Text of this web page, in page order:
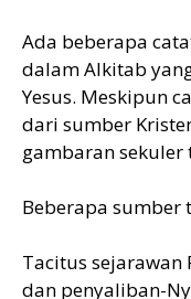
Ada beberapa
dalam Alkitab
Yesus. Meskipun
dari sumber
gambaran sekuler
Beberapa sumber
Tacitus sejarawan
dan penyaliban-